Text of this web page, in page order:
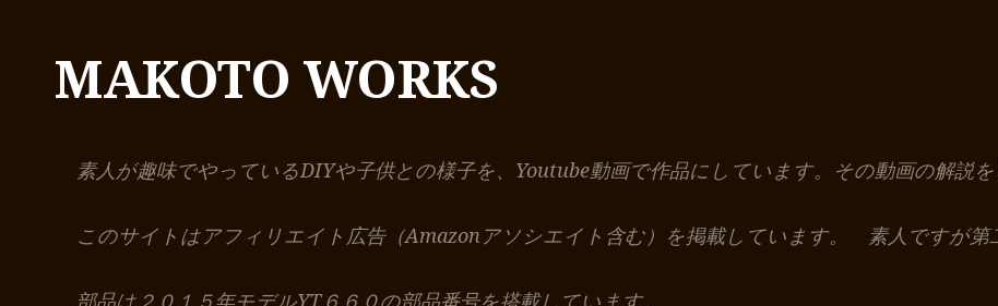
MAKOTO WORKS
素人が趣味でやっているDIYや子供との様子を、Youtube動画で作品にしています。その動画の解
このサイトはアフィリエイト広告（Amazonアソシエイト含む）を掲載しています。 素人ですが
部品は２０１５年モデルYT６６０の部品番号を搭載しています。